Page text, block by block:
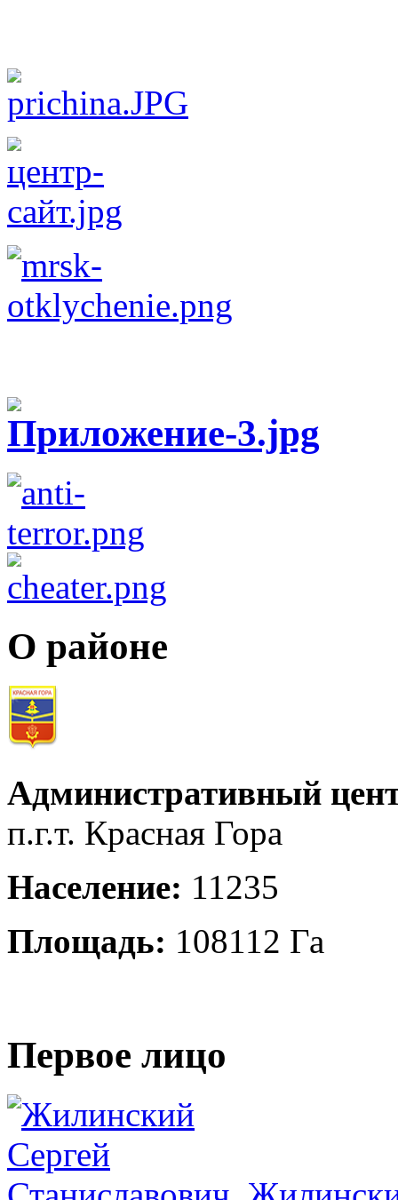
О районе
Административный
п.г.т. Красная Гора
Население: 11235
Площадь: 108112 Га
Первое лицо